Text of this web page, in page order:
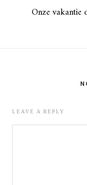
Onze vakantie
LEAVE A REPLY